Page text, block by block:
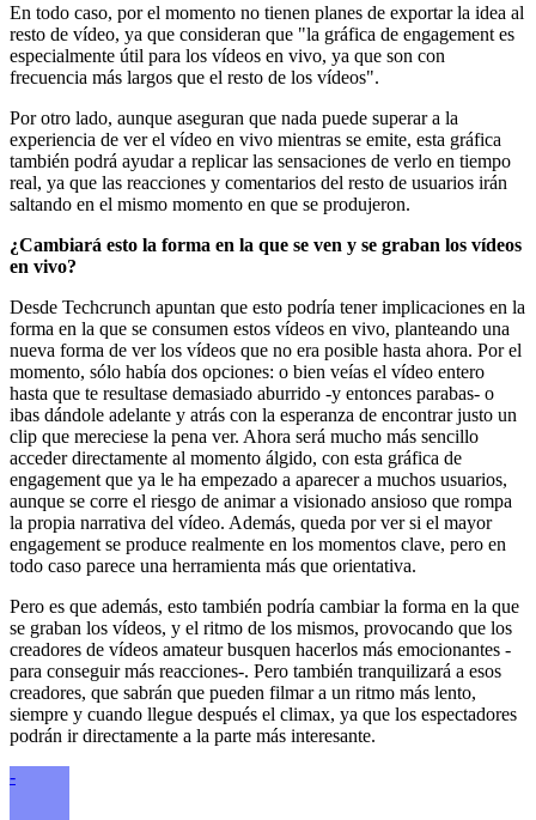
En todo caso, por el momento no tienen planes de exportar la idea al
resto de vídeo, ya que consideran que "la gráfica de engagement es
especialmente útil para los vídeos en vivo, ya que son con
frecuencia más largos que el resto de los vídeos".
Por otro lado, aunque aseguran que nada puede superar a la
experiencia de ver el vídeo en vivo mientras se emite, esta gráfica
también podrá ayudar a replicar las sensaciones de verlo en tiempo
real, ya que las reacciones y comentarios del resto de usuarios irán
saltando en el mismo momento en que se produjeron.
¿Cambiará esto la forma en la que se ven y se graban los vídeos
en vivo?
Desde Techcrunch apuntan que esto podría tener implicaciones en la
forma en la que se consumen estos vídeos en vivo, planteando una
nueva forma de ver los vídeos que no era posible hasta ahora. Por el
momento, sólo había dos opciones: o bien veías el vídeo entero
hasta que te resultase demasiado aburrido -y entonces parabas- o
ibas dándole adelante y atrás con la esperanza de encontrar justo un
clip que mereciese la pena ver. Ahora será mucho más sencillo
acceder directamente al momento álgido, con esta gráfica de
engagement que ya le ha empezado a aparecer a muchos usuarios,
aunque se corre el riesgo de animar a visionado ansioso que rompa
la propia narrativa del vídeo. Además, queda por ver si el mayor
engagement se produce realmente en los momentos clave, pero en
todo caso parece una herramienta más que orientativa.
Pero es que además, esto también podría cambiar la forma en la que
se graban los vídeos, y el ritmo de los mismos, provocando que los
creadores de vídeos amateur busquen hacerlos más emocionantes -
para conseguir más reacciones-. Pero también tranquilizará a esos
creadores, que sabrán que pueden filmar a un ritmo más lento,
siempre y cuando llegue después el climax, ya que los espectadores
podrán ir directamente a la parte más interesante.
-